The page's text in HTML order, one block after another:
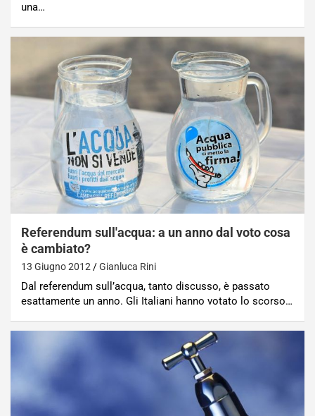
una…
Referendum sull'acqua: a un anno dal voto cosa
è cambiato?
13 Giugno 2012 Gianluca Rini
Dal referendum sull’acqua, tanto discusso, è passato
esattamente un anno. Gli Italiani hanno votato lo scorso…